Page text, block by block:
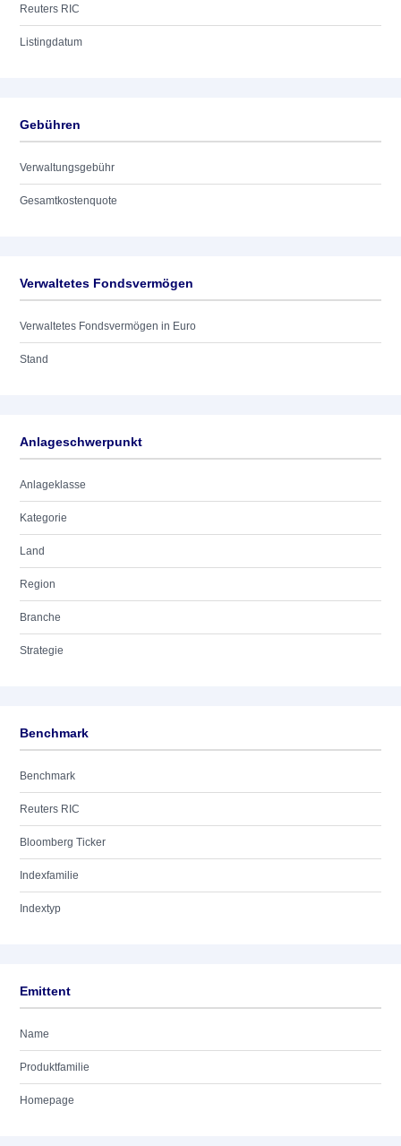
Reuters RIC
Listingdatum
Gebühren
Verwaltungsgebühr
Gesamtkostenquote
Verwaltetes Fondsvermögen
Verwaltetes Fondsvermögen in Euro
Stand
Anlageschwerpunkt
Anlageklasse
Kategorie
Land
Region
Branche
Strategie
Benchmark
Benchmark
Reuters RIC
Bloomberg Ticker
Indexfamilie
Indextyp
Emittent
Name
Produktfamilie
Homepage